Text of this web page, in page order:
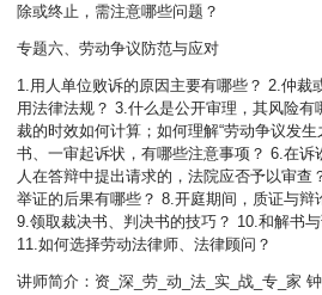
除或终止，需注意哪些问题？
专题六、劳动争议防范与应对
1.用人单位败诉的原因主要有哪些？ 2.仲裁
用法律法规？ 3.什么是公开审理，其风险有
裁的时效如何计算；如何理解“劳动争议发
书、一审起诉状，有哪些注意事项？ 6.在
人在答辩中提出请求的，法院应否予以审查
举证的后果有哪些？ 8.开庭期间，质证与辩
9.领取裁决书、判决书的技巧？ 10.和解书
11.如何选择劳动法律师、法律顾问？
讲师简介：资_深_劳_动_法_实_战_专_